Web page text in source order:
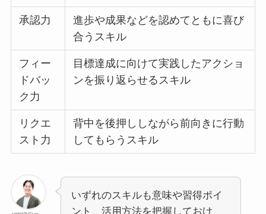
承認力
進歩や成果などを認めてともに喜び
合うスキル
フィー
ドバッ
ク力
目標達成に向けて実践したアクショ
ンを振り返らせるスキル
リクエ
スト力
背中を後押ししながら前向きに行動
してもらうスキル
いずれのスキルも意味や習得ポイ
ント、活用方法を把握しておけ